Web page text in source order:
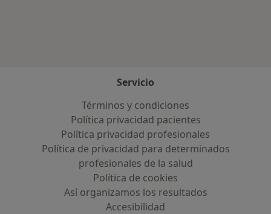
Servicio
Términos y condiciones
Política privacidad pacientes
Política privacidad profesionales
Política de privacidad para determinados
profesionales de la salud
Política de cookies
Así organizamos los resultados
Accesibilidad